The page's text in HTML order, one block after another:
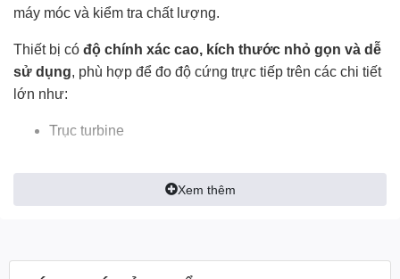
máy móc và kiểm tra chất lượng.
Thiết bị có độ chính xác cao, kích thước nhỏ gọn và dễ
sử dụng, phù hợp để đo độ cứng trực tiếp trên các chi tiết
lớn như:
Trục turbine
Con lăn công nghiệp
Xem thêm